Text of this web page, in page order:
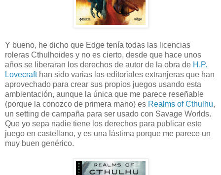
Y bueno, he dicho que Edge tenía todas las licencias
roleras Cthulhoides y no es cierto, desde que hace unos
años se liberaran los derechos de autor de la obra de H.P.
Lovecrafthan sido varias las editoriales extranjeras que han
aprovechado para crear sus propios juegos usando esta
ambientación, aunque la única que me parece reseñable
(porque la conozco de primera mano) es Realms of Cthulhu,
un setting de campaña para ser usado con Savage Worlds.
Que yo sepa nadie tiene los derechos para publicar este
juego en castellano, y es una lástima porque me parece un
muy buen genérico.